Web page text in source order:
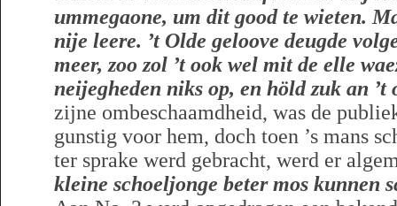
ummegaone, um dit good te wieten.
nije leere. ’t Olde geloove deugde
meer, zoo zol ’t ook wel mit de elle
neijegheden niks op, en höld zuk an ’t
zijne ombeschaamdheid, was de
gunstig voor hem, doch toen ’s mans
ter sprake werd gebracht, werd er
kleine schoeljonge beter mos kunnen